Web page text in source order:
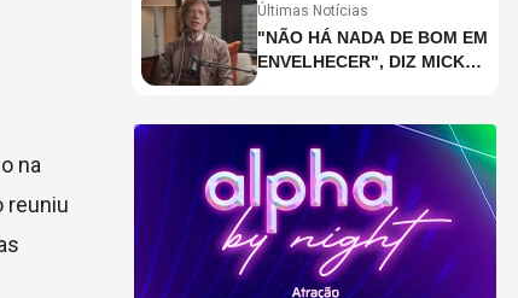
na
reuniu
Últimas Notícias
"NÃO HÁ NADA DE BOM EM
ENVELHECER", DIZ MICK